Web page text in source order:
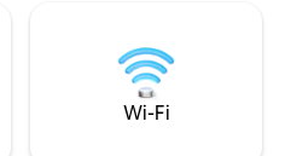
Wi-Fi